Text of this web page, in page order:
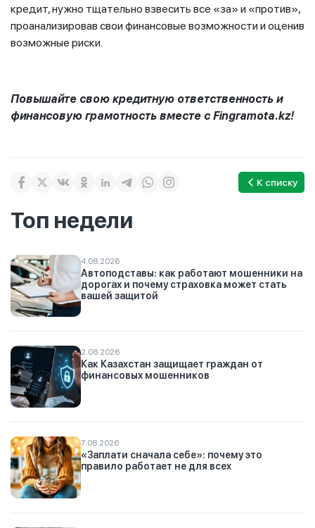
кредит, нужно тщательно взвесить все «за» и «против»,
проанализировав свои финансовые возможности и оценив
возможные риски.
Повышайте свою кредитную ответственность и
финансовую грамотность вместе с Fingramota.kz!
К списку
Топ недели
4.08.2026
Автоподставы: как работают мошенники на
дорогах и почему страховка может стать
вашей защитой
2.08.2026
Как Казахстан защищает граждан от
финансовых мошенников
7.08.2026
«Заплати сначала себе»: почему это
правило работает не для всех